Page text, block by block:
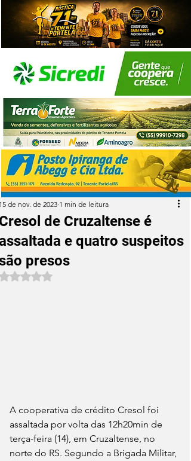
de Cruzaltense é
e quatro suspeitos
presos
de nov. de 2023 1 min de leitura
Avaliado com NaN de 5 estrelas.
A cooperativa de crédito Cresol foi
assaltada por volta das 12h20min de
terça-feira (14), em Cruzaltense, no
norte do RS. Segundo a Brigada Militar,